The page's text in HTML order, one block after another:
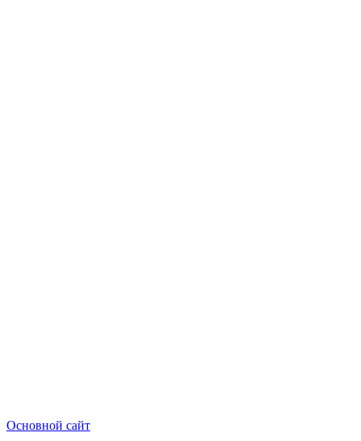
Основной сайт